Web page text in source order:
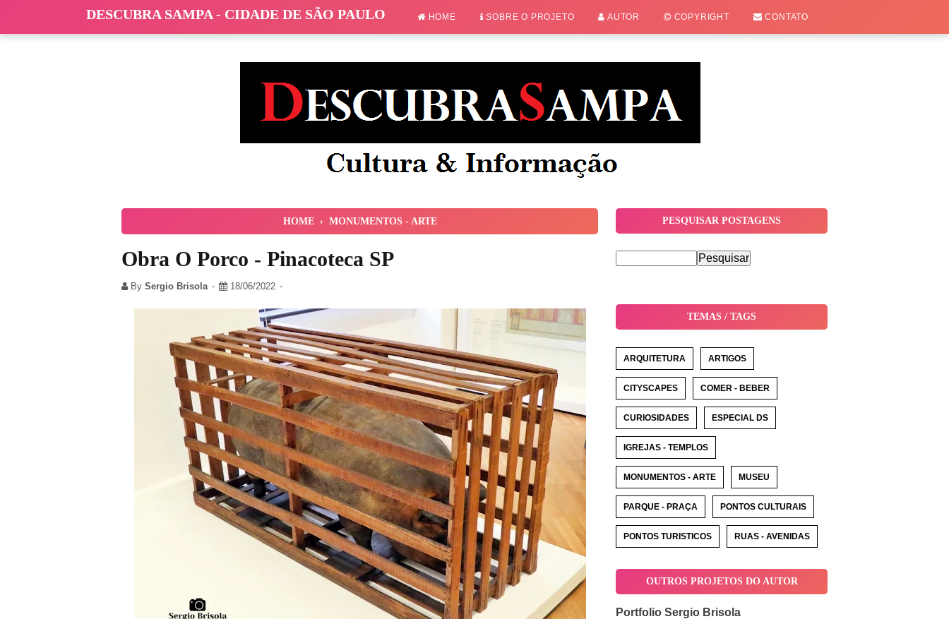
DESCUBRA SAMPA - CIDADE DE SÃO PAULO HOME SOBRE O PROJETO AUTOR COPYRIGHT CONTATO
HOME › MONUMENTOS - ARTE
Obra O Porco - Pinacoteca SP
By Sergio Brisola 18/06/2022
PESQUISAR POSTAGENS
TEMAS / TAGS
ARQUITETURA ARTIGOS
CITYSCAPES COMER - BEBER
CURIOSIDADES ESPECIAL DS
IGREJAS - TEMPLOS
MONUMENTOS - ARTE MUSEU
PARQUE - PRAÇA PONTOS CULTURAIS
PONTOS TURISTICOS RUAS - AVENIDAS
OUTROS PROJETOS DO AUTOR
Portfolio Sergio Brisola